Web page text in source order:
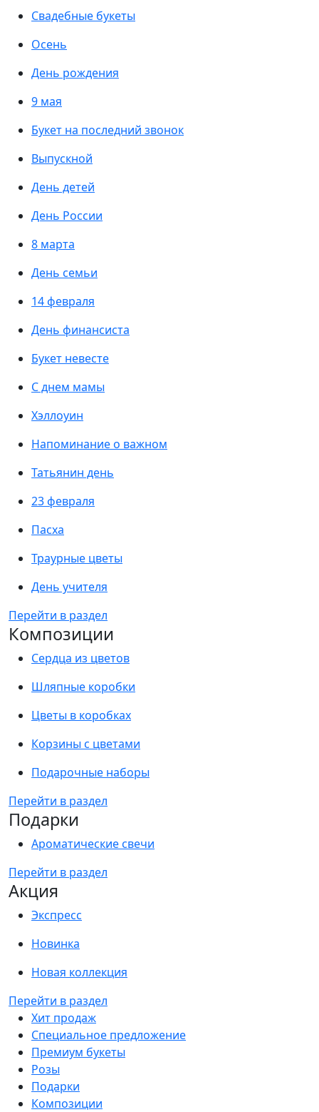
Свадебные букеты
Осень
День рождения
9 мая
Букет на последний звонок
Выпускной
День детей
День России
8 марта
День семьи
14 февраля
День финансиста
Букет невесте
С днем мамы
Хэллоуин
Напоминание о важном
Татьянин день
23 февраля
Пасха
Траурные цветы
День учителя
Перейти в раздел
Композиции
Сердца из цветов
Шляпные коробки
Цветы в коробках
Корзины с цветами
Подарочные наборы
Перейти в раздел
Подарки
Ароматические свечи
Перейти в раздел
Акция
Экспресс
Новинка
Новая коллекция
Перейти в раздел
Хит продаж
Специальное предложение
Премиум букеты
Розы
Подарки
Композиции